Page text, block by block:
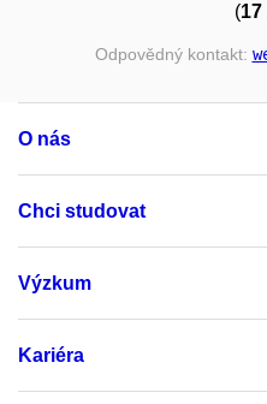
(17
Odpovědný kontakt:
O nás
Chci studovat
Výzkum
Kariéra